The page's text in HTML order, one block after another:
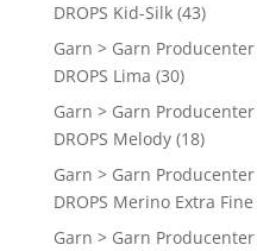
DROPS Kid-Silk (43)
Garn > Garn
DROPS Lima (30)
Garn > Garn
DROPS Melody (18)
Garn > Garn
DROPS Merino Extra Fine
Garn > Garn